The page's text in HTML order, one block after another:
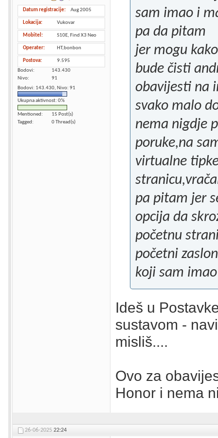
Datum registracije Aug 2005
Lokacija Vukovar
Mobitel S10E, Find X3 Neo
Operater HT,bonbon
Postova
9.595
Bodovi
143.430
Nivo
91
Bodovi: 143.430, Nivo: 91
Ukupna aktivnost: 0%
Mentioned
15 Post(s)
Tagged
0 Thread(s)
sam imao i
pa da pitam
jer mogu
bude čisti
obavijesti na
svako malo
nema nigdje
poruke,na
virtualne
pa pitam jer
opcija da
početnu
početni
koji sam
Ideš u
sustavom -
misliš....
Ovo za
Honor i nema
26-06-2025 22:24